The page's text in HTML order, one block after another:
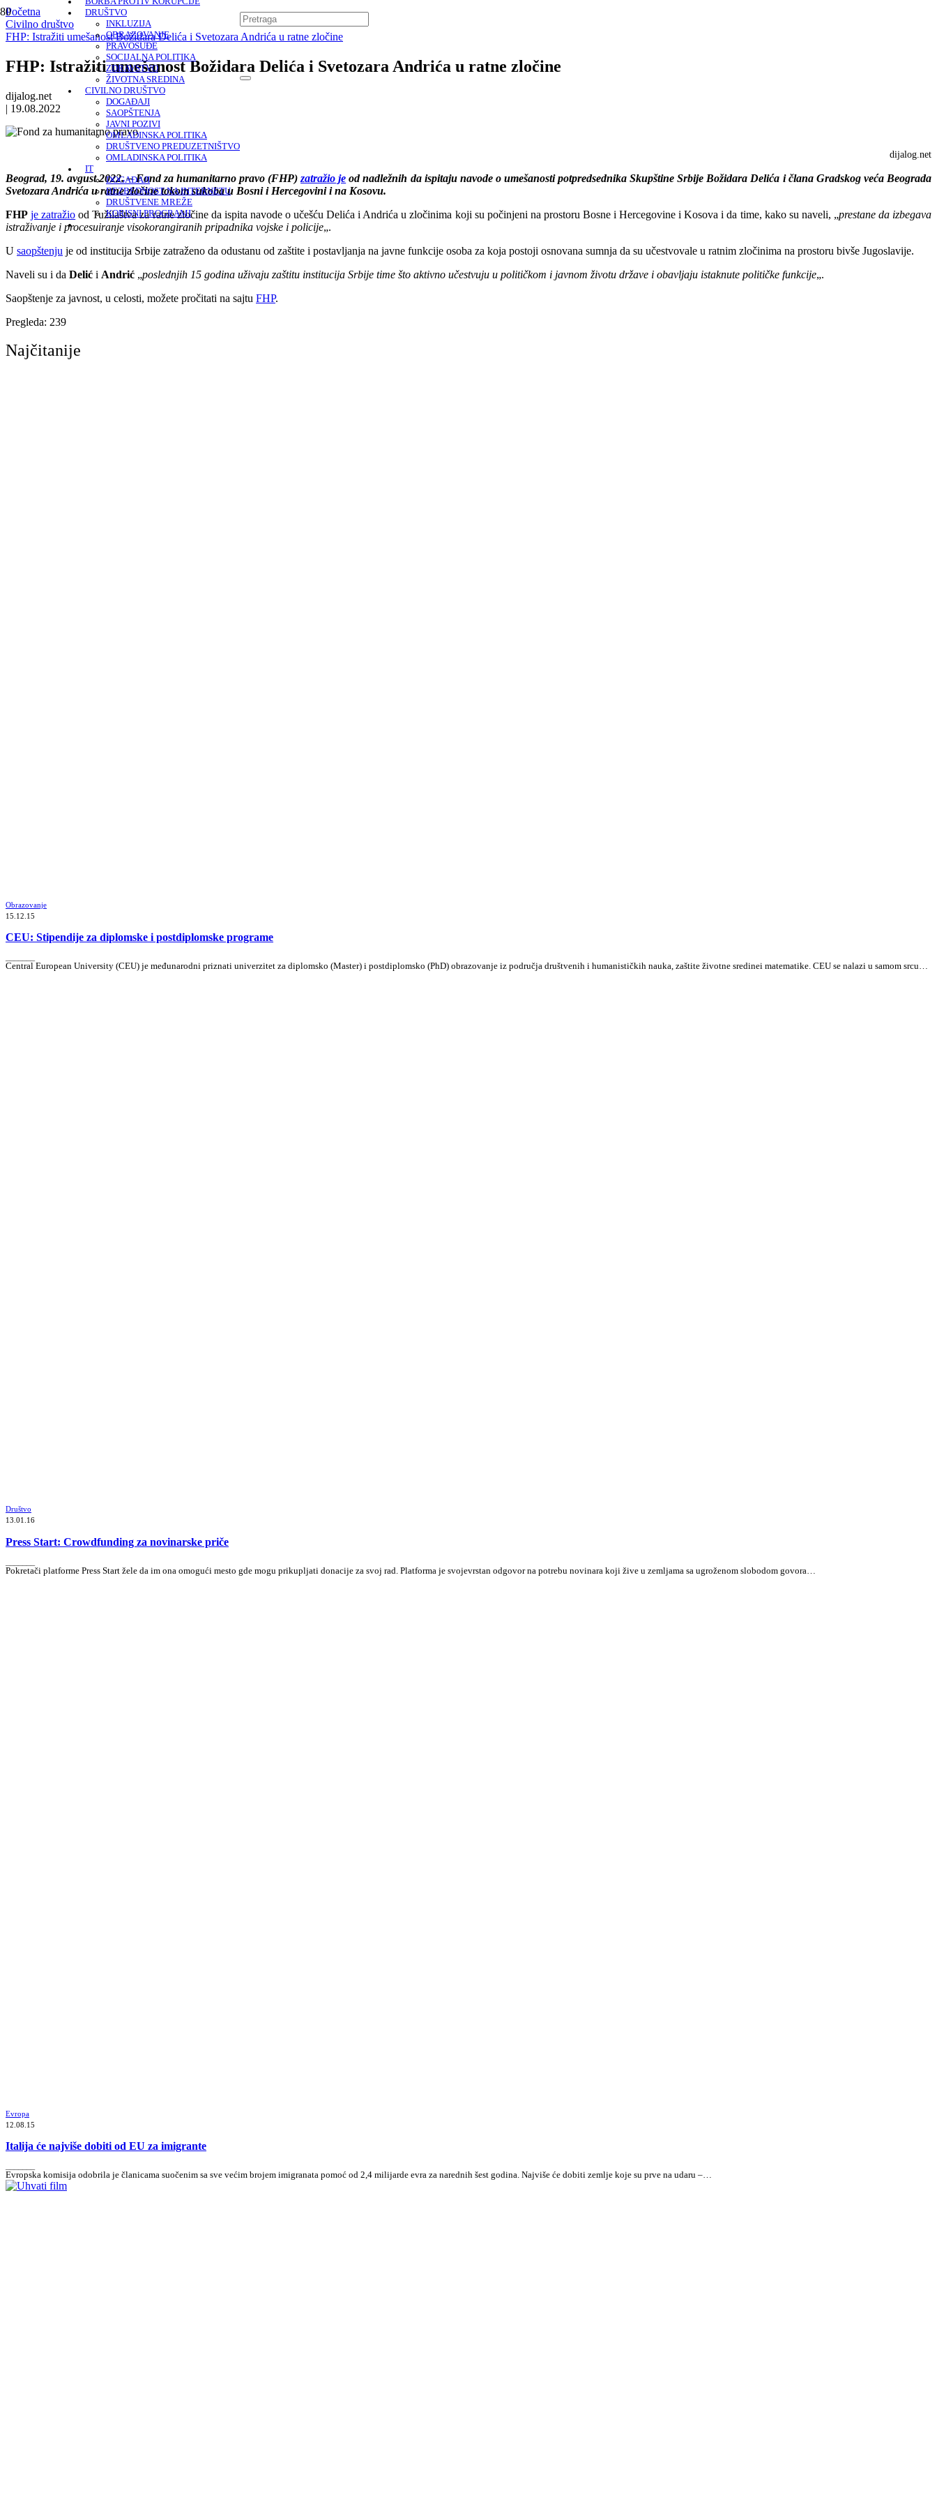
DRUŠTVO
INKLUZIJA
OBRAZOVANJE
PRAVOSUĐE
SOCIJALNA POLITIKA
ZDRAVSTVO
ŽIVOTNA SREDINA
CIVILNO DRUŠTVO
DOGAĐAJI
SAOPŠTENJA
JAVNI POZIVI
OMLADINSKA POLITIKA
DRUŠTVENO PREDUZETNIŠTVO
OMLADINSKA POLITIKA
IT
DOGAĐAJI
BEZBEDNOST NA INTERNETU
DRUŠTVENE MREŽE
KORISNI PROGRAMI
Početna
Civilno društvo
FHP: Istražiti umešanost Božidara Delića i Svetozara Andrića u ratne zločine
FHP: Istražiti umešanost Božidara Delića i Svetozara Andrića u ratne zločine
dijalog.net
| 19.08.2022
dijalog.net
Beograd, 19. avgust 2022. – Fond za humanitarno pravo (FHP)zatražio je od nadležnih da ispitaju navode o umešanosti potpredsednika Skupštine Srbije Božidara Delića i člana Gradskog veća Beograda
Svetozara Andrića u ratne zločine tokom sukoba u Bosni i Hercegovini i na Kosovu.
FHP je zatražio od Tužilaštva za ratne zločine da ispita navode o učešću Delića i Andrića u zločinima koji su počinjeni na prostoru Bosne i Hercegovine i Kosova i da time, kako su naveli, „prestane da izbegava
istraživanje i procesuiranje visokorangiranih pripadnika vojske i policije„.
U saopštenju je od institucija Srbije zatraženo da odustanu od zaštite i postavljanja na javne funkcije osoba za koja postoji osnovana sumnja da su učestvovale u ratnim zločinima na prostoru bivše Jugoslavije.
Naveli su i da Delić i Andrić „poslednjih 15 godina uživaju zaštitu institucija Srbije time što aktivno učestvuju u političkom i javnom životu države i obavljaju istaknute političke funkcije„.
Saopštenje za javnost, u celosti, možete pročitati na sajtu FHP.
Pregleda: 239
Najčitanije
Obrazovanje
15.12.15
CEU: Stipendije za diplomske i postdiplomske programe
Central European University (CEU) je međunarodni priznati univerzitet za diplomsko (Master) i postdiplomsko (PhD) obrazovanje iz područja društvenih i humanističkih nauka, zaštite životne sredinei matematike. CEU se nalazi u samom srcu…
Društvo
13.01.16
Press Start: Crowdfunding za novinarske priče
Pokretači platforme Press Start žele da im ona omogući mesto gde mogu prikupljati donacije za svoj rad. Platforma je svojevrstan odgovor na potrebu novinara koji žive u zemljama sa ugroženom slobodom govora…
Evropa
12.08.15
Italija će najviše dobiti od EU za imigrante
Evropska komisija odobrila je članicama suočenim sa sve većim brojem imigranata pomoć od 2,4 milijarde evra za narednih šest godina. Najviše će dobiti zemlje koje su prve na udaru –…